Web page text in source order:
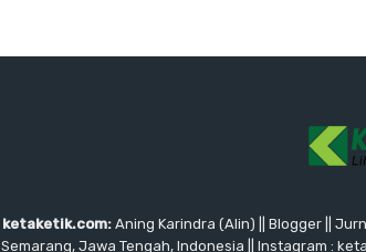
ketaketik.com: Aning Karindra (Alin) || Blogger ||
Semarang, Jawa Tengah, Indonesia || Instagram :